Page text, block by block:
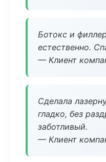
Ботокс и
естественно.
— Клиент
Сделала
гладко, без
заботливый.
— Клиент